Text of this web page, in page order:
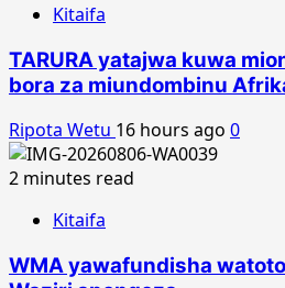
Kitaifa
TARURA yatajwa kuwa
bora za miundombinu
Ripota Wetu 16 hours ago 0
2 minutes read
Kitaifa
WMA yawafundisha